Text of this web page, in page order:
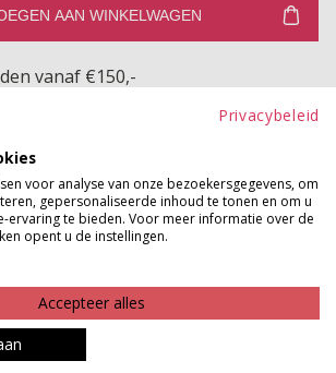
AAN WINKELWAGEN
vanaf €150,-
winkel
bewijst deze luchtige essential.
favorite voor moeiteloze
uit of je 'm nu styled met denim of
stijlvol en onmisbaar in jouw
Privacybeleid
voor analyse van onze bezoekersgegevens, om
gepersonaliseerde inhoud te tonen en om u
ervaring te bieden. Voor meer informatie over de
opent u de instellingen.
Accepteer alles